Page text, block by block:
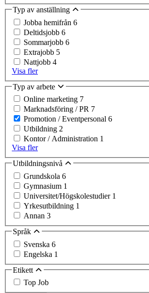
Typ av anställning
Jobba hemifrån 6
Deltidsjobb 6
Sommarjobb 6
Extrajobb 5
Nattjobb 4
Visa fler
Typ av arbete
Online marketing 7
Marknadsföring / PR 7
Promotion / Eventpersonal 6
Utbildning 2
Kontor / Administration 1
Visa fler
Utbildningsnivå
Grundskola 6
Gymnasium 1
Universitet/Högskolestudier 1
Yrkesutbildning 1
Annan 3
Språk
Svenska 6
Engelska 1
Etikett
Top Job